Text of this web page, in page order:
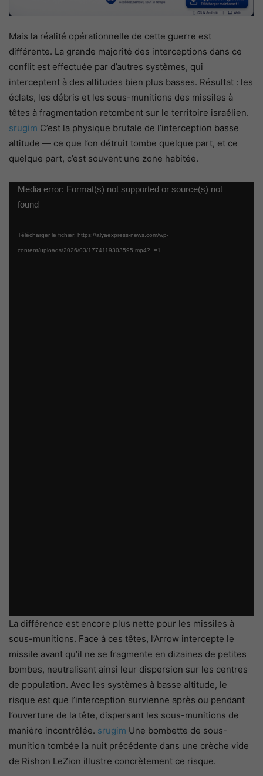
Mais la réalité opérationnelle de cette guerre est
différente. La grande majorité des interceptions dans ce
conflit est effectuée par d’autres systèmes, qui
interceptent à des altitudes bien plus basses. Résultat : les
éclats, les débris et les sous-munitions des missiles à
têtes à fragmentation retombent sur le territoire israélien.
srugim C’est la physique brutale de l’interception basse
altitude — ce que l’on détruit tombe quelque part, et ce
quelque part, c’est souvent une zone habitée.
Lecteur
vidéo
Media error: Format(s) not supported or source(s) not
found
Télécharger le fichier: https://alyaexpress-news.com/wp-
content/uploads/2026/03/1774119303595.mp4?_=1
La différence est encore plus nette pour les missiles à
sous-munitions. Face à ces têtes, l’Arrow intercepte le
missile avant qu’il ne se fragmente en dizaines de petites
bombes, neutralisant ainsi leur dispersion sur les centres
de population. Avec les systèmes à basse altitude, le
risque est que l’interception survienne après ou pendant
l’ouverture de la tête, dispersant les sous-munitions de
manière incontrôlée. srugim Une bombette de sous-
munition tombée la nuit précédente dans une crèche vide
de Rishon LeZion illustre concrètement ce risque.